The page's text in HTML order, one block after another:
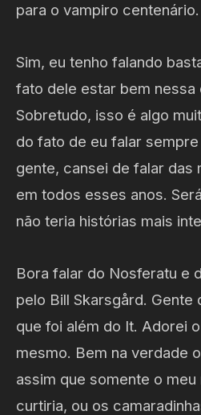
para o vampiro centenário.
Sim, eu tenho falando
fato dele estar bem nessa
Sobretudo, isso é algo
do fato de eu falar
gente, cansei de falar das
em todos esses anos.
não teria histórias mais
Bora falar do Nosferatu e
pelo Bill Skarsgård. Gente
que foi além do It. Adorei
mesmo. Bem na verdade
assim que somente o
curtiria, ou os